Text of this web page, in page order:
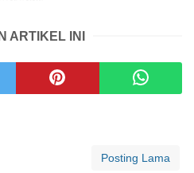
ARTIKEL INI
Posting Lama